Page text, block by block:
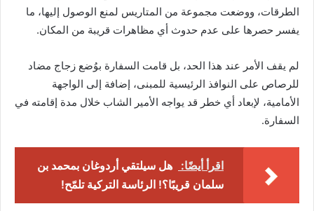
الطرقات، ووضعت مجموعة من المتاريس لمنع الوصول إليها، ما
يفسر حصرها على عدم حدوث أي مظاهرات قريبة من المكان.
لم يقف الأمر عند هذا الحد، بل قامت السفارة بوُضع زجاج مضاد
للرصاص على النوافذ الرئيسية للمبنى، إضافة إلى الواجهة
الأمامية، لإبعاد أي خطر قد يواجه الأمير الشاب خلال مدة إقامته في
السفارة.
اقرأ أيضًا:
هل سيلتقي أردوغان بمحمد بن
سلمان قريبًا؟! الرئاسة التركية تلمّح!